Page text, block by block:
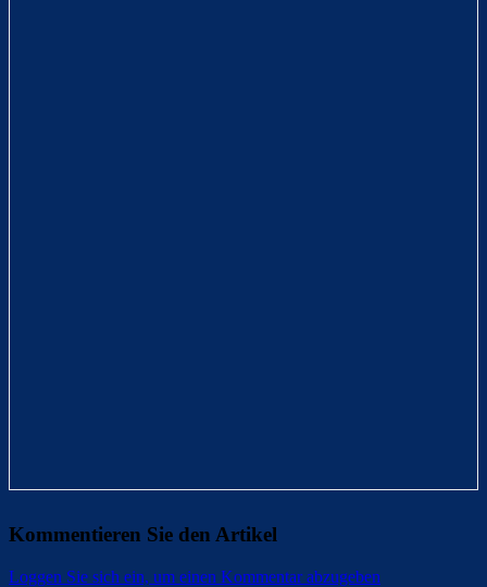
Kommentieren Sie den Artikel
Loggen Sie sich ein, um einen Kommentar abzugeben